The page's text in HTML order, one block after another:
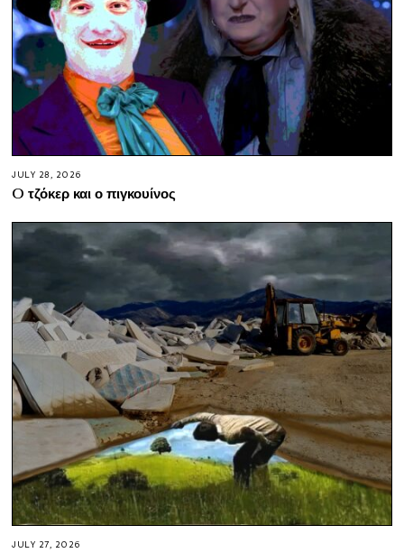
JULY 28, 2026
O τζόκερ και ο πιγκουίνος
JULY 27, 2026